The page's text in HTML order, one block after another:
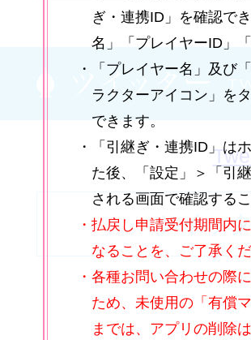
【重要】サービス終
9月22日より「リコ
千束」「井ノ上た
を開催予定！
「Magia Day 2023
ご質問募集！
ツイッ
ぎ・連携ID」を確認で
名」「プレイヤーID」
・「プレイヤー名」及び
ラクターアイコン」を
できます。
・「引継ぎ・連携ID」は
た後、「設定」＞「引
される画面で確認する
・払戻し申請受付期間内
なることを、ご了承くだ
・各種お問い合わせの際
ため、未使用の「有償
までは、アプリの削除